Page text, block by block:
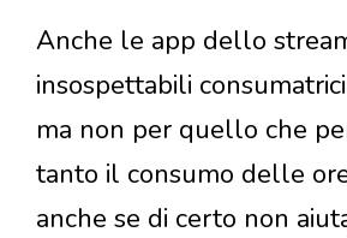
Anche le app dello
insospettabili
ma non per quello che
tanto il consumo delle
anche se di certo non